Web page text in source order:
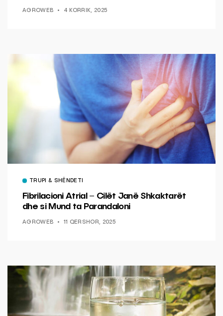
AGROWEB 4 KORRIK, 2025
TRUPI & SHËNDETI
Fibrilacioni Atrial – Cilët Janë Shkaktarët
dhe si Mund ta Parandaloni
AGROWEB 11 QERSHOR, 2025